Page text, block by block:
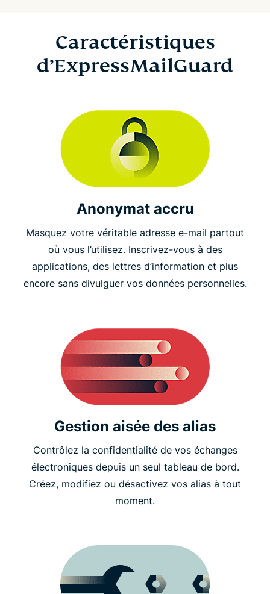
Caractéristiques
d’ExpressMailGuard
Anonymat accru
Masquez votre véritable adresse e-mail partout
où vous l’utilisez. Inscrivez-vous à des
applications, des lettres d’information et plus
encore sans divulguer vos données personnelles.
Gestion aisée des alias
Contrôlez la confidentialité de vos échanges
électroniques depuis un seul tableau de bord.
Créez, modifiez ou désactivez vos alias à tout
moment.